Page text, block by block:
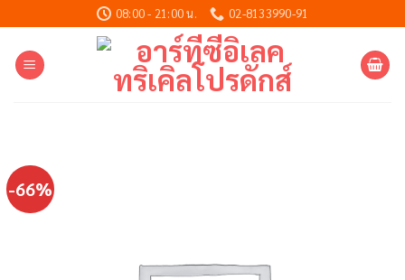
to
content
08:00 - 21:00 น. 02-8133990-91
-66%